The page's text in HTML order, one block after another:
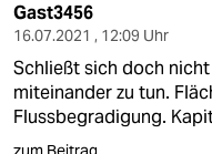
Gast3456
16.07.2021 , 12:09 Uhr
Schließt sich doch
miteinander zu tun.
Flussbegradigung.